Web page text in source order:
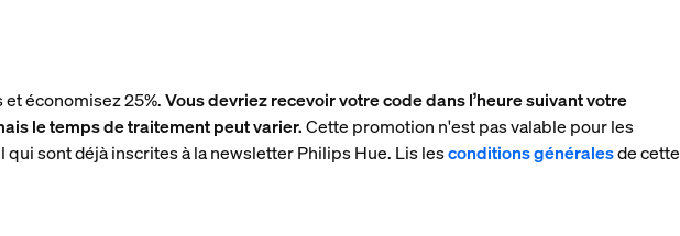
économisez 25%.Vous devriez recevoir votre code dans l’heure suivant votre
le temps de traitement peut varier.Cette promotion n'est pas valable pour les
qui sont déjà inscrites à la newsletter Philips Hue. Lis lesconditions généralesde cette